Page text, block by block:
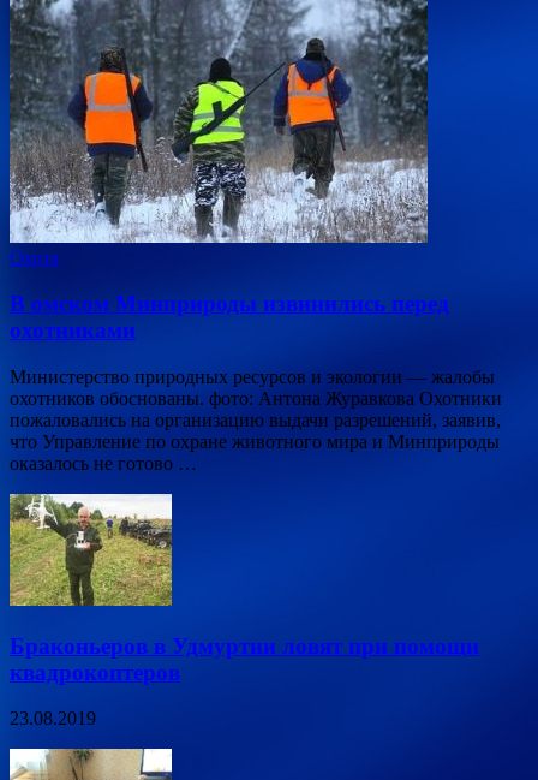
Охота
В омском Минприроды извинились перед
охотниками
Министерство природных ресурсов и экологии — жалобы
охотников обоснованы. фото: Антона Журавкова Охотники
пожаловались на организацию выдачи разрешений, заявив,
что Управление по охране животного мира и Минприроды
оказалось не готово …
Браконьеров в Удмуртии ловят при помощи
квадрокоптеров
23.08.2019